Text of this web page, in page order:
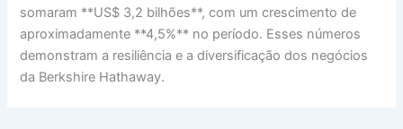
somaram **US$ 3,2 bilhões**, com um crescimento de
aproximadamente **4,5%** no período. Esses números
demonstram a resiliência e a diversificação dos negócios
da Berkshire Hathaway.